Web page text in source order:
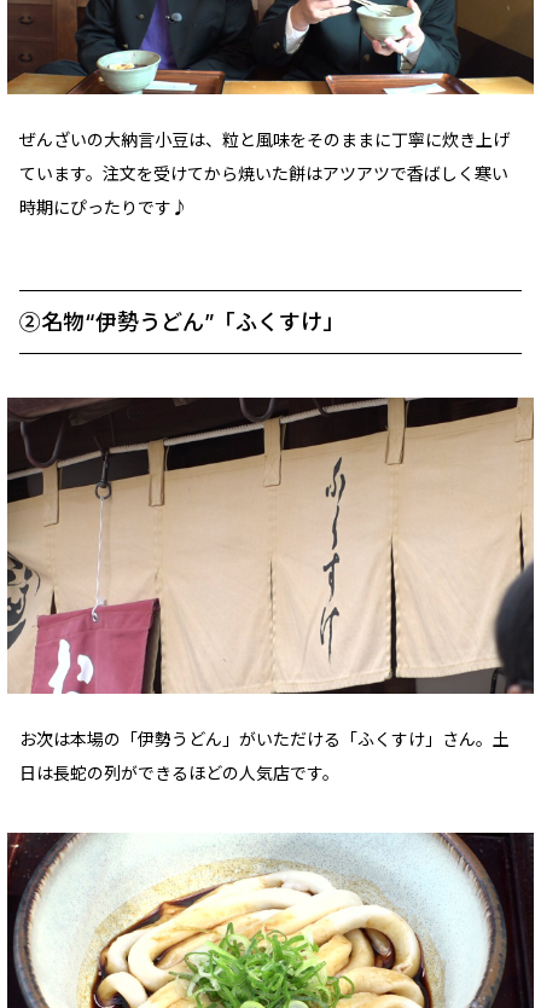
ぜんざいの大納言小豆は、粒と風味をそのままに丁寧に炊き上げ
ています。注文を受けてから焼いた餅はアツアツで香ばしく寒い
時期にぴったりです♪
②名物“伊勢うどん”「ふくすけ」
お次は本場の「伊勢うどん」がいただける「ふくすけ」さん。土
日は長蛇の列ができるほどの人気店です。